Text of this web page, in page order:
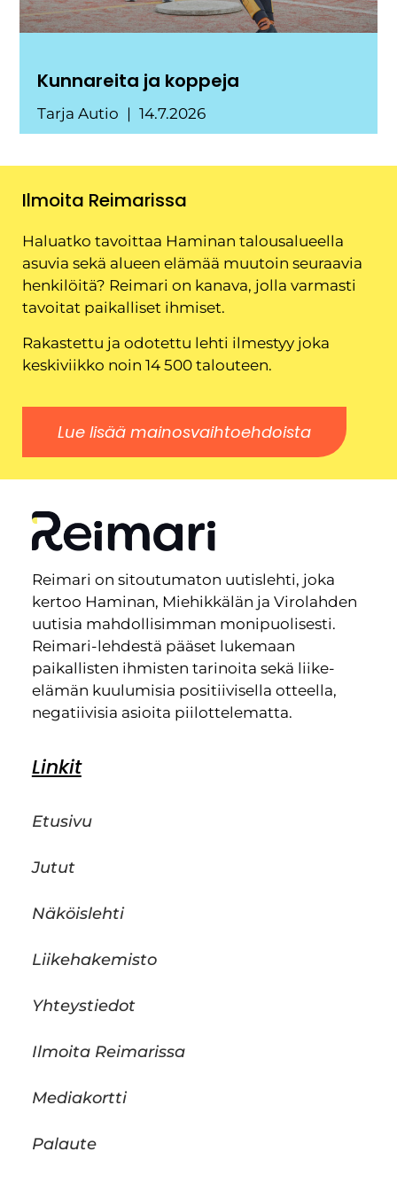
Kunnareita ja koppeja
Tarja Autio 14.7.2026
Ilmoita Reimarissa
Haluatko tavoittaa Haminan talousalueella
asuvia sekä alueen elämää muutoin seuraavia
henkilöitä? Reimari on kanava, jolla varmasti
tavoitat paikalliset ihmiset.
Rakastettu ja odotettu lehti ilmestyy joka
keskiviikko noin 14 500 talouteen.
Lue lisää mainosvaihtoehdoista
Reimari on sitoutumaton uutislehti, joka
kertoo Haminan, Miehikkälän ja Virolahden
uutisia mahdollisimman monipuolisesti.
Reimari-lehdestä pääset lukemaan
paikallisten ihmisten tarinoita sekä liike-
elämän kuulumisia positiivisella otteella,
negatiivisia asioita piilottelematta.
Linkit
Etusivu
Jutut
Näköislehti
Liikehakemisto
Yhteystiedot
Ilmoita Reimarissa
Mediakortti
Palaute